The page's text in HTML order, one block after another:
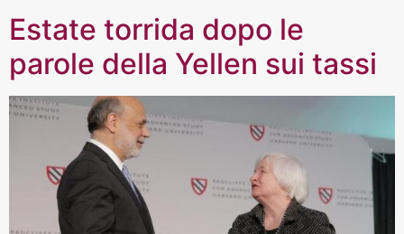
Estate torrida dopo le
parole della Yellen sui tassi